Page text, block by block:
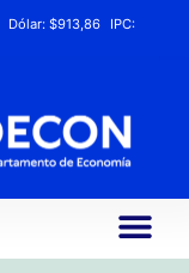
Dólar: $913,86
IPC: